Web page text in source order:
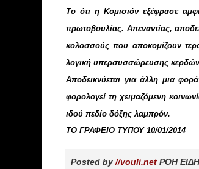
Το ότι η Κομισιόν εξέφρασε
πρωτοβουλίας. Απεναντίας,
κολοσσούς που αποκομίζουν
λογική υπερσυσσώρευσης κερδών
Αποδεικνύεται για άλλη μια
φορολογεί τη χειμαζόμενη
ιδού πεδίο δόξης λαμπρόν.
ΤΟ ΓΡΑΦΕΙΟ ΤΥΠΟΥ 10/01/2014
Posted by //vouli.net ΡΟΗ